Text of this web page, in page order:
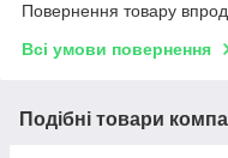
Повернення товару
Всі умови повернення
Подібні товари